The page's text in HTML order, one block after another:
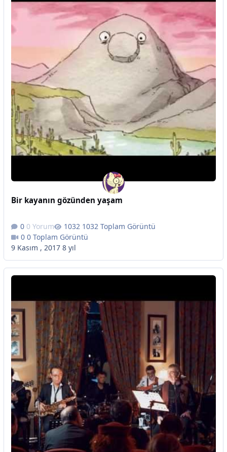
Bir kayanın gözünden yaşam
0 Yorum
1032 Toplam Görüntü
0 Toplam Görüntü
9 Kasım , 2017 8 yıl